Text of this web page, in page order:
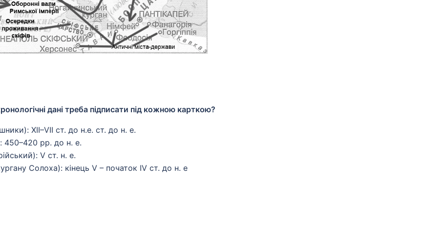
дані треба підписати під кожною карткою?
XII–VII ст. до н.е. ст. до н. е.
450–420 рр. до н. е.
V ст. н. е.
Солоха): кінець V – початок IV ст. до н. е